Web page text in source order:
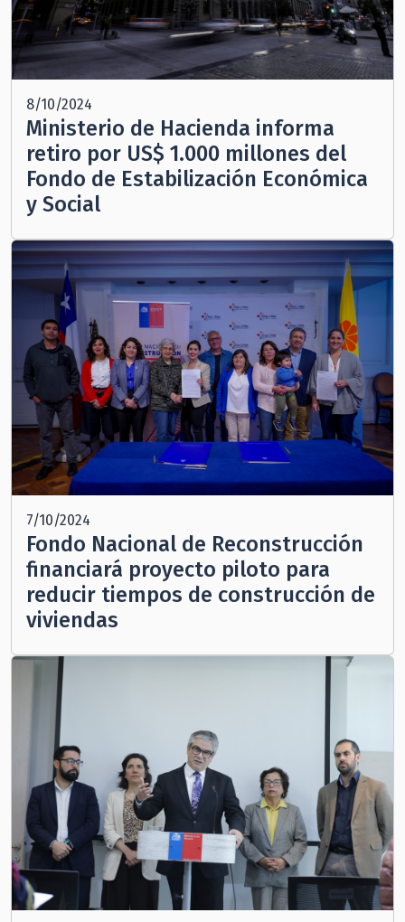
8/10/2024
Ministerio de Hacienda informa
retiro por US$ 1.000 millones del
Fondo de Estabilización Económica
y Social
7/10/2024
Fondo Nacional de Reconstrucción
financiará proyecto piloto para
reducir tiempos de construcción de
viviendas